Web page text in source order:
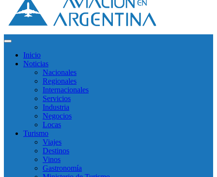
Inicio
Noticias
Nacionales
Regionales
Internacionales
Servicios
Industria
Negocios
Locas
Turismo
Viajes
Destinos
Vinos
Gastronomía